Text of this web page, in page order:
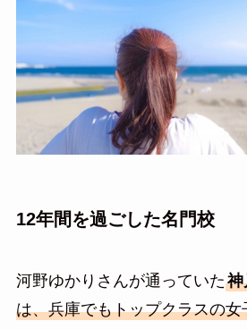
12年間を過ごした名門校
河野ゆかりさんが通っていた神
は、兵庫でもトップクラスの女